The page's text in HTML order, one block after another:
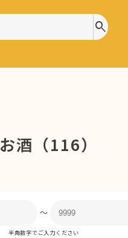
search
お酒（116）
〜
半角数字でご入力ください